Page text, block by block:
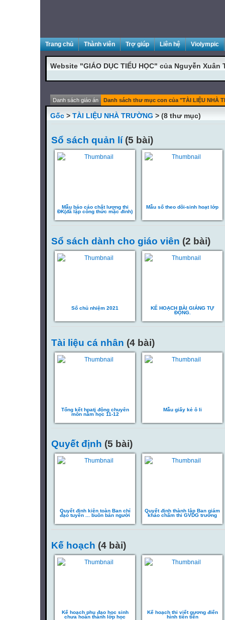
Trang chủ Thành viên Trợ giúp Liên hệ Violympic
Website "GIÁO DỤC TIỂU HỌC" của Nguyễn Xuân
Danh sách giáo án Danh sách thư mục con của "TÀI LIỆU NHÀ
Gốc > TÀI LIỆU NHÀ TRƯỜNG > (8 thư mục)
Sổ sách quản lí(5 bài)
Mẫu báo cáo chất lượng thi
ĐK(đã lập công thức mặc đinh)
Mẫu sổ theo dõi-sinh hoạt lớp
Sổ sách dành cho giáo viên (2 bài)
Sổ chủ nhiệm 2021
KẾ HOẠCH BÀI GIẢNG TỰ
ĐỘNG.
Tài liệu cá nhân (4 bài)
Tổng kết hpatj động chuyên
môn năm học 11-12
Mẫu giấy kẻ ô li
Quyết định (5 bài)
Quyết định kiện toàn Ban chỉ
đạo tuyên ... buôn bán người
Quyết định thành lập Ban giám
khảo chấm thi GVDG trường
Kế hoạch (4 bài)
Kế hoạch phụ đạo học sinh
chưa hoàn thành lớp học
Kế hoạch thi viết gương điển
hình tiên tiến